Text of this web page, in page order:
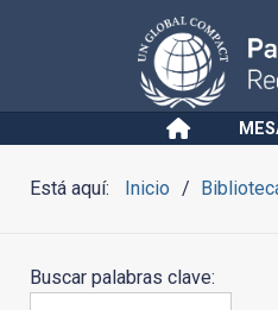
Está aquí: Inicio
Buscar palabras clave: